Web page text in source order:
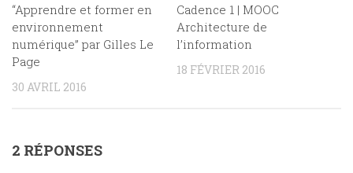
“Apprendre et former en
environnement
numérique” par Gilles Le
Page
30 AVRIL 2016
Cadence 1 | MOOC
Architecture de
l’information
18 FÉVRIER 2016
2 RÉPONSES